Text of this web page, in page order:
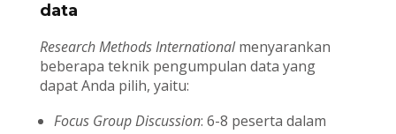
data
Research Methods Internationalmenyarankan
beberapa teknik pengumpulan data yang
dapat Anda pilih, yaitu:
Focus Group Discussion: 6-8 peserta dalam